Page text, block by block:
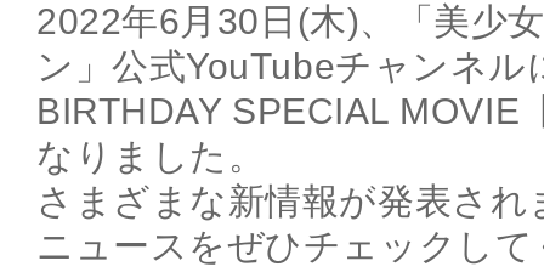
2022年6月30日(木)、「美少
ン」公式YouTubeチャンネル
BIRTHDAY SPECIAL MOVIE
なりました。
さまざまな新情報が発表さ
ニュースをぜひチェックして